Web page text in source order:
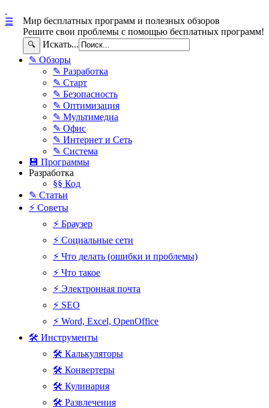
Мир бесплатных программ и полезных обзоров
Решите свои проблемы с помощью бесплатных программ!
🔍 Искать...
☰
✎ Обзоры
✎ Разработка
✎ Старт
✎ Безопасность
✎ Оптимизация
✎ Мультимедиа
✎ Офис
✎ Интернет и Сеть
✎ Система
💾 Программы
Разработка
§§ Код
✎ Статьи
⚡ Советы
⚡ Браузер
⚡ Социальные сети
⚡ Что делать (ошибки и проблемы)
⚡ Что такое
⚡ Электронная почта
⚡ SEO
⚡ Word, Excel, OpenOffice
🛠 Инструменты
🛠 Калькуляторы
🛠 Конвертеры
🛠 Кулинария
🛠 Развлечения